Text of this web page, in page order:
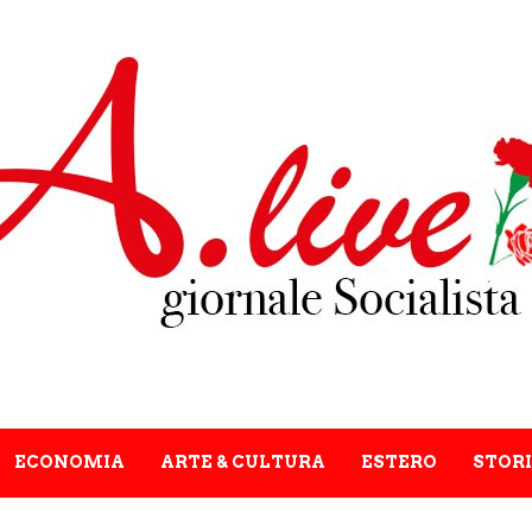
ECONOMIA ARTE & CULTURA ESTERO